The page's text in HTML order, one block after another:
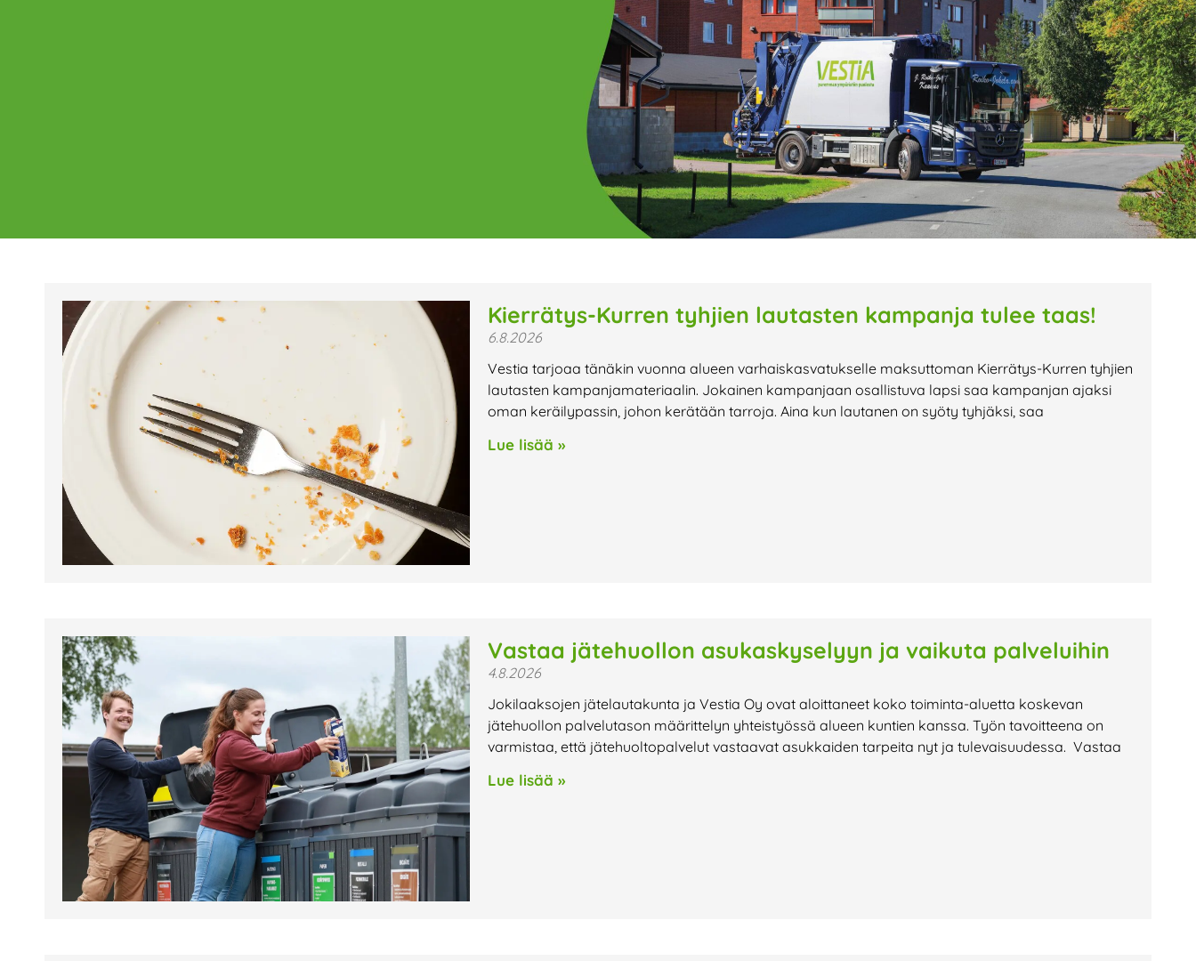
Ajankohtaista
Tältä sivulta löydät Vestian ajankohtaiset uutiset,
mahdolliset poikkeukset aukioloajoissa ja lähiaikojen
tapahtumat.
Kierrätys-Kurren tyhjien lautasten kampanja tulee taas!
6.8.2026
Vestia tarjoaa tänäkin vuonna alueen varhaiskasvatukselle maksuttoman Kierrätys-Kurren tyhjien
lautasten kampanjamateriaalin. Jokainen kampanjaan osallistuva lapsi saa kampanjan ajaksi
oman keräilypassin, johon kerätään tarroja. Aina kun lautanen on syöty tyhjäksi, saa
Lue lisää »
Vastaa jätehuollon asukaskyselyyn ja vaikuta palveluihin
4.8.2026
Jokilaaksojen jätelautakunta ja Vestia Oy ovat aloittaneet koko toiminta-aluetta koskevan
jätehuollon palvelutason määrittelyn yhteistyössä alueen kuntien kanssa. Työn tavoitteena on
varmistaa, että jätehuoltopalvelut vastaavat asukkaiden tarpeita nyt ja tulevaisuudessa. Vastaa
Lue lisää »
PagePagePagePagePage